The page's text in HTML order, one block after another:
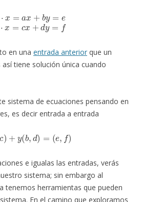
⋅ x=
en una entrada anterior que un
tiene solución única cuando
sistema de ecuaciones pensando en
es decir entrada a entrada
+ ,d =(
e igualas las entradas, verás
sistema; sin embargo al
tenemos herramientas que pueden
En el camino que exploramos